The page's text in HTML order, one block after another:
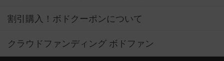
割引購入！ボドクーポンについて
クラウドファンディング ボドファン